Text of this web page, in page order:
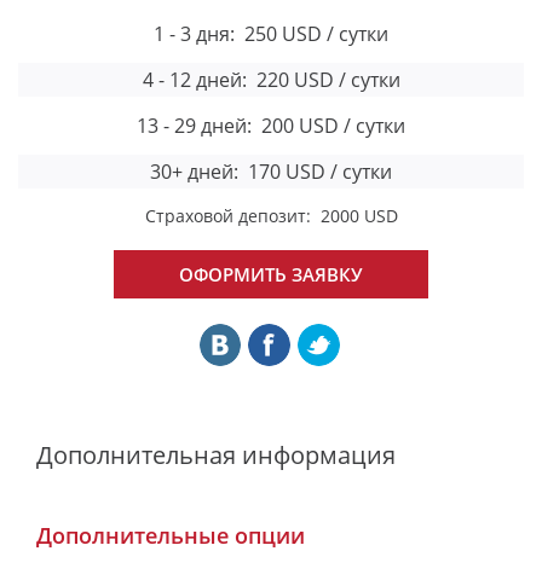
1 - 3 дня: 250 USD / сутки
4 - 12 дней: 220 USD / сутки
13 - 29 дней: 200 USD / сутки
30+ дней: 170 USD / сутки
Страховой депозит: 2000 USD
ОФОРМИТЬ ЗАЯВКУ
Дополнительная информация
Дополнительные опции